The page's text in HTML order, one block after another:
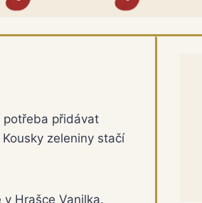
potřeba přidávat
zeleniny stačí
Hrašce Vanilka.